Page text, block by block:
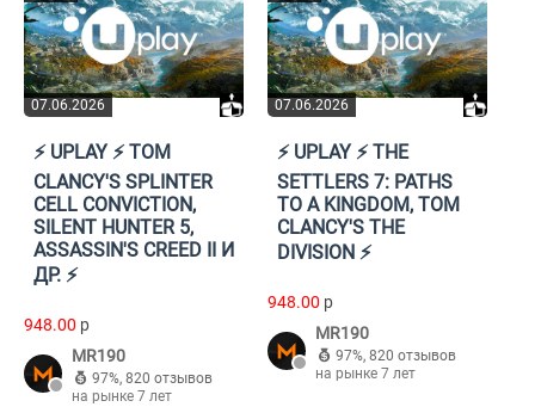
07.06.2026
⚡️ UPLAY ⚡️ TOM
CLANCY'S SPLINTER
CELL CONVICTION,
SILENT HUNTER 5,
ASSASSIN'S CREED II И
ДР. ⚡️
948.00 p
MR190
97%, 820 отзывов
на рынке 7 лет
07.06.2026
⚡️ UPLAY ⚡️ THE
SETTLERS 7: PATHS
TO A KINGDOM, TOM
CLANCY'S THE
DIVISION ⚡️
948.00 p
MR190
97%, 820 отзывов
на рынке 7 лет